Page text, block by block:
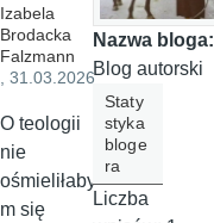
Izabela
Brodacka
Falzmann
, 31.03.2026
O teologii
nie
ośmieliłaby
m się
Nazwa bloga:
Blog autorski
Staty
styka
bloge
ra
Liczba